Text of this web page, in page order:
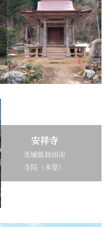
安祥寺
茨城県鉾田市
寺院（本堂）